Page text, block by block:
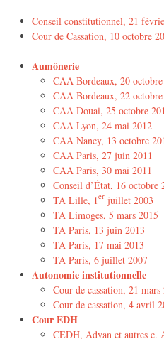
Conseil constitutionnel, 21
Cour de Cassation, 10 octobre
Aumônerie
CAA Bordeaux, 20
CAA Bordeaux, 22
CAA Douai, 25 octobre
CAA Lyon, 24 mai 2012
CAA Nancy, 13 octobre
CAA Paris, 27 juin 2011
CAA Paris, 30 mai 2011
Conseil d’État, 16 octobre
TA Lille, 1er juillet 2003
TA Limoges, 5 mars 2015
TA Paris, 13 juin 2013
TA Paris, 17 mai 2013
TA Paris, 6 juillet 2007
Autonomie institutionnelle
Cour de cassation, 21 mars
Cour de cassation, 4 avril
Cour EDH
CEDH, Adyan et autres c.